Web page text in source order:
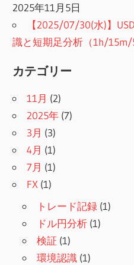
2025年11月5日
【2025/07/30(水)】
識と短期足分析（1h/15m/
カテゴリー
11月 (2)
2025年 (7)
3月 (3)
4月 (1)
7月 (1)
FX (1)
トレード記録 (1)
ドル円分析 (1)
検証 (1)
環境認識 (1)